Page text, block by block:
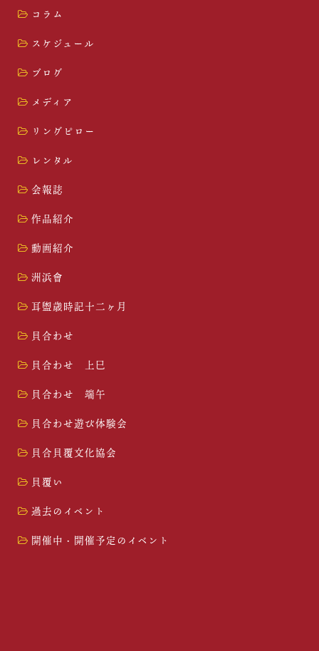
コラム
スケジュール
ブログ
メディア
リングピロー
レンタル
会報誌
作品紹介
動画紹介
洲浜會
耳盥歳時記十二ヶ月
貝合わせ
貝合わせ 上巳
貝合わせ 端午
貝合わせ遊び体験会
貝合貝覆文化協会
貝覆い
過去のイベント
開催中・開催予定のイベント